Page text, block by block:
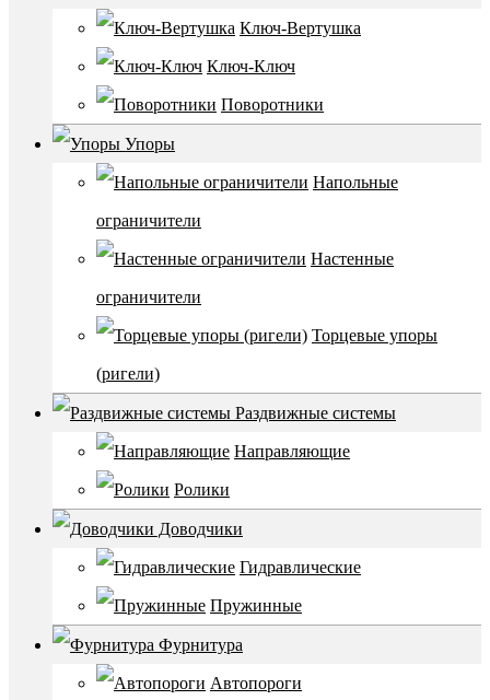
Ключ-Вертушка
Ключ-Ключ
Поворотники
Упоры
Напольные
ограничители
Настенные
ограничители
Торцевые упоры
(ригели)
Раздвижные системы
Направляющие
Ролики
Доводчики
Гидравлические
Пружинные
Фурнитура
Автопороги